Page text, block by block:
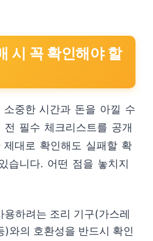
시 꼭 확인해야 할
소중한 시간과 돈을 아낄 수
전 필수 체크리스트를 공개
대로 확인해도 실패할 확
습니다. 어떤 점을 놓치지
용하려는 조리 기구(가스레
)와의 호환성을 반드시 확인